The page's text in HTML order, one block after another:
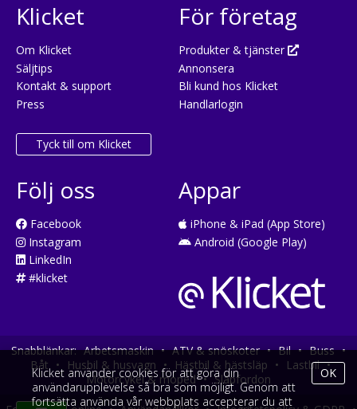
Klicket
Om Klicket
Säljtips
Kontakt & support
Press
Tyck till om Klicket
För företag
Produkter & tjänster
Annonsera
Bli kund hos Klicket
Handlarlogin
Följ oss
Facebook
Instagram
LinkedIn
#klicket
Appar
iPhone & iPad (App Store)
Android (Google Play)
Snabblänkar: Arbetsmaskin • ATV & snöskoter • Bil • Buss •
Båt • Husbil & husvagn • Hästbil & hästsläp • Lastbil •
Motorcykel & moped • Släpfordon
Klicket använder cookies för att göra din
användarupplevelse så bra som möjligt. Genom att
fortsätta använda vår webbplats accepterar du att
OK